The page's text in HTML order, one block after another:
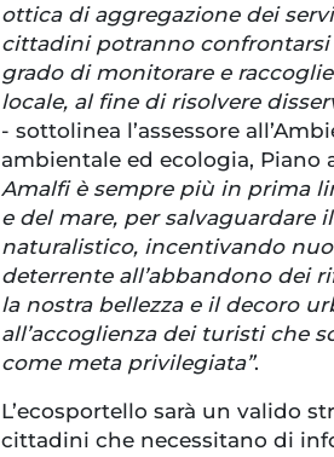
ottica di aggregazione dei
cittadini potranno confrontarsi
grado di monitorare e
locale, al fine di risolvere
- sottolinea l’assessore
ambientale ed ecologia, Piano
Amalfi è sempre più in prima
e del mare, per salvaguardare
naturalistico, incentivando
deterrente all’abbandono dei
la nostra bellezza e il decoro
all’accoglienza dei turisti che
come meta privilegiata”.
L’ecosportello sarà un valido
cittadini che necessitano di